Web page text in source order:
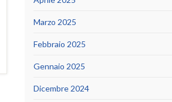
Marzo 2025
Febbraio 2025
Gennaio 2025
Dicembre 2024